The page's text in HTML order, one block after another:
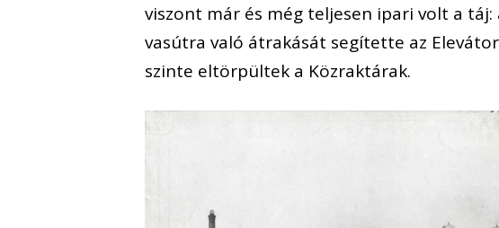
viszont már és még teljesen ipari volt a
vasútra való átrakását segítette az
szinte eltörpültek a Közraktárak.